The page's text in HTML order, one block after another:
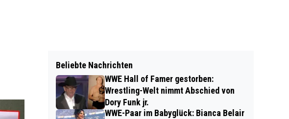
Beliebte Nachrichten
WWE Hall of Famer gestorben:
Wrestling-Welt nimmt Abschied von
Dory Funk jr.
WWE-Paar im Babyglück: Bianca Belair